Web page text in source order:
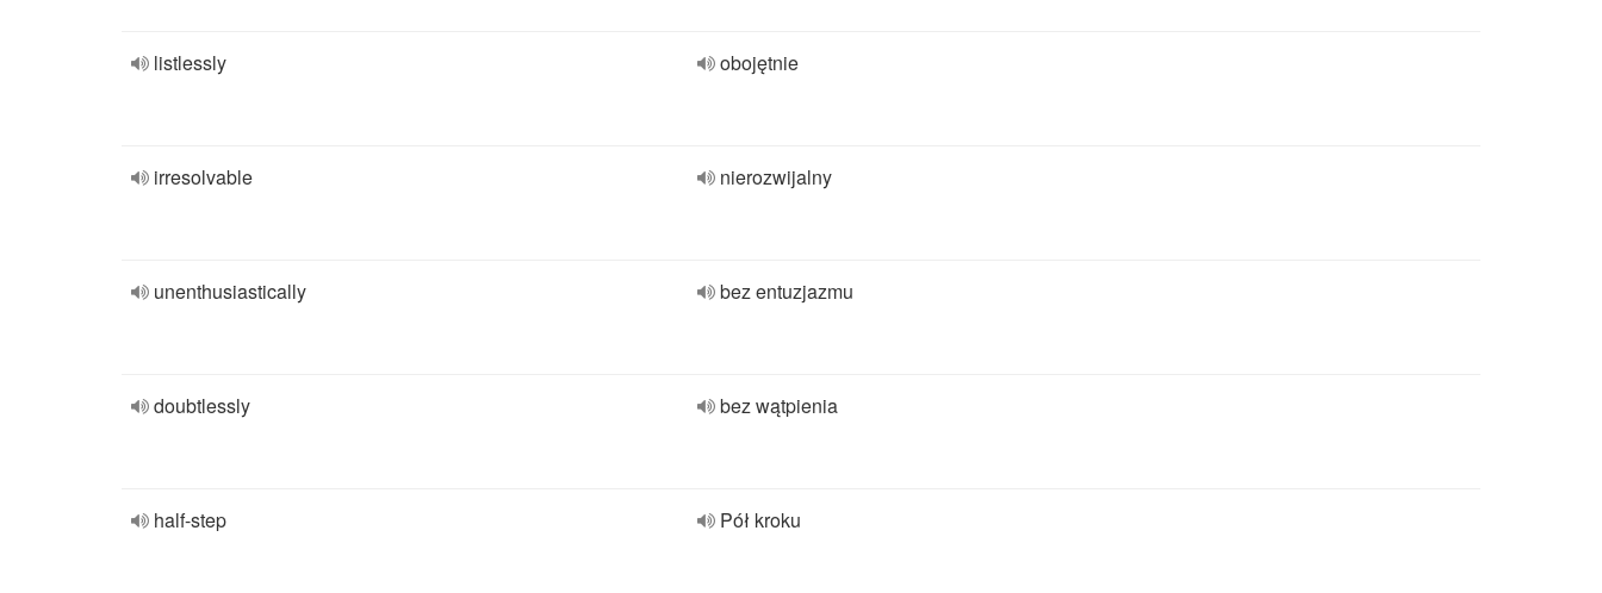
listlessly obojętnie
irresolvable nierozwijalny
unenthusiastically bez entuzjazmu
doubtlessly bez wątpienia
half-step Pół kroku